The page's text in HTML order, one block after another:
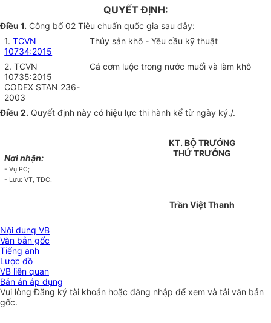
QUYẾT ĐỊNH:
Điều 1. Công bố 02 Tiêu chuẩn quốc gia sau đây:
1.TCVN
10734:2015
Thủy sản khô - Yêu cầu kỹ thuật
2. TCVN
10735:2015
CODEX STAN 236-
2003
Cá cơm luộc trong nước muối và làm khô
Điều 2. Quyết định này có hiệu lực thi hành kể từ ngày ký./.
Nơi nhận:
- Vụ PC;
- Lưu: VT, TĐC.
KT. BỘ TRƯỞNG
THỨ TRƯỞNG
Trần Việt Thanh
Nội dung VB
Văn bản gốc
Tiếng anh
Lược đồ
VB liên quan
Bản án áp dụng
Vui lòngĐăng ký tài khoản hoặc đăng nhập để xem và tải văn bản
gốc.